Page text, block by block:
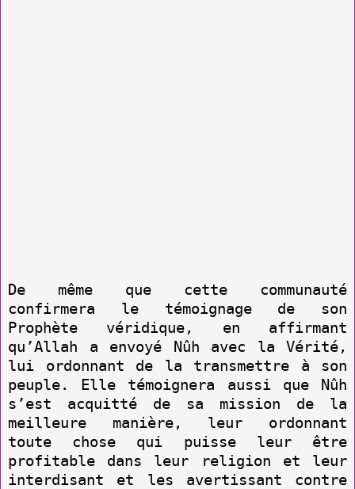
De même que cette communauté
confirmera le témoignage de son
Prophète véridique, en affirmant
qu’Allah a envoyé Nûh avec la Vérité,
lui ordonnant de la transmettre à son
peuple. Elle témoignera aussi que Nûh
s’est acquitté de sa mission de la
meilleure manière, leur ordonnant
toute chose qui puisse leur être
profitable dans leur religion et leur
interdisant et les avertissant contre